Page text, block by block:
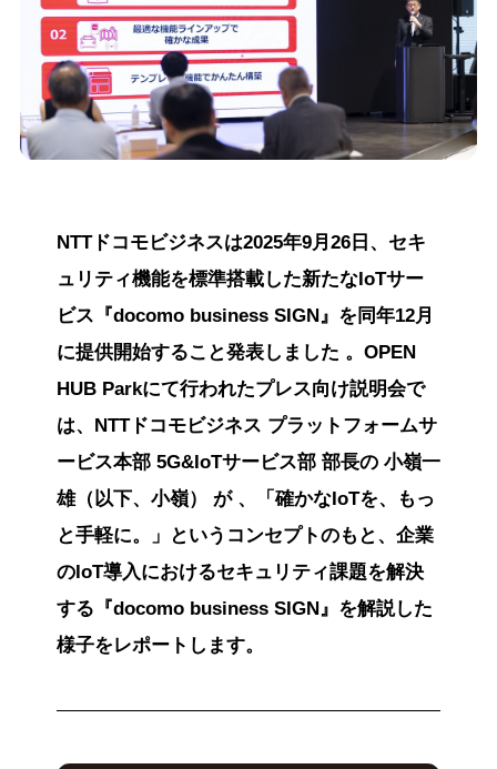
NTTドコモビジネスは2025年9月26日、セキ
ュリティ機能を標準搭載した新たなIoTサー
ビス『docomo business SIGN』を同年12月
に提供開始すること発表しました 。OPEN
HUB Parkにて行われたプレス向け説明会で
は、NTTドコモビジネス プラットフォームサ
ービス本部 5G&IoTサービス部 部長の 小嶺一
雄（以下、小嶺） が 、「確かなIoTを、もっ
と手軽に。」というコンセプトのもと、企業
のIoT導入におけるセキュリティ課題を解決
する『docomo business SIGN』を解説した
様子をレポートします。